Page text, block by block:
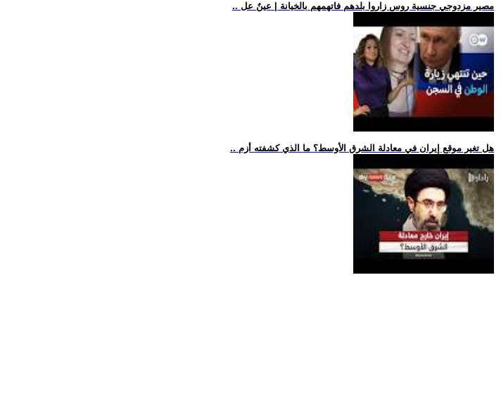
.. مصير مزدوجي جنسية روس زاروا بلدهم فاتهمهم بالخيانة | عينٌ عل
.. هل تغير موقع إيران في معادلة الشرق الأوسط؟ ما الذي كشفته أزم